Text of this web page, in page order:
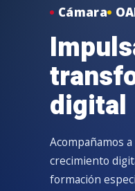
Cámara
digital
Acompañamos
crecimiento
formación